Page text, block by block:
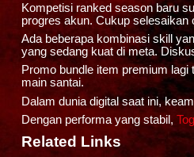
Kompetisi ranked season baru
progres akun. Cukup selesaikan
Ada beberapa kombinasi skill
yang sedang kuat di meta.
Promo bundle item premium
main santai.
Dalam dunia digital saat ini,
Dengan performa yang stabil,
Related Links